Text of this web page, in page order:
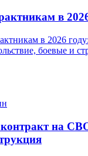
в
в 2026
боевые и
на